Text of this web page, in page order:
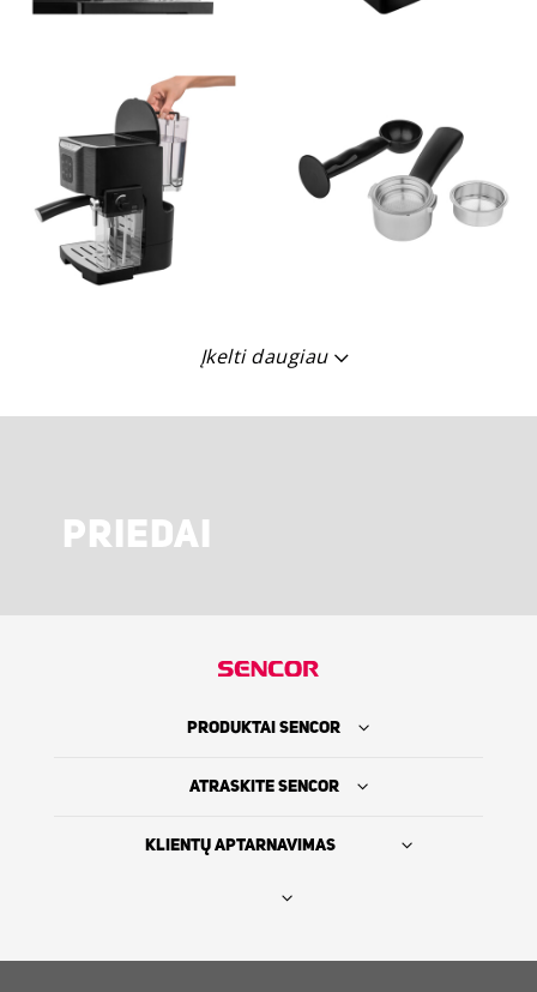
Įkelti daugiau
PRIEDAI
PRODUKTAI SENCOR
ATRASKITE SENCOR
KLIENTŲ APTARNAVIMAS